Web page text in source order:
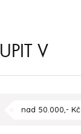
V
nad 50.000,- Kč